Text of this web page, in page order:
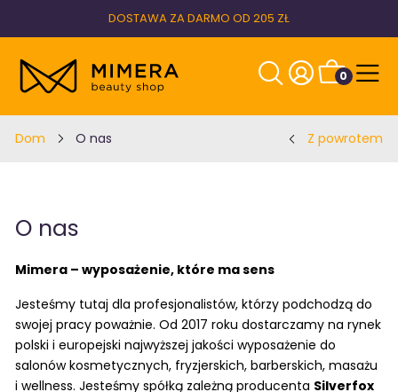
DOSTAWA ZA DARMO OD 205 ZŁ
0
Dom O nas Z powrotem
O nas
Mimera – wyposażenie, które ma sens
Jesteśmy tutaj dla profesjonalistów, którzy podchodzą do
swojej pracy poważnie. Od 2017 roku dostarczamy na rynek
polski i europejski najwyższej jakości wyposażenie do
salonów kosmetycznych, fryzjerskich, barberskich, masażu
i wellness. Jesteśmy spółką zależną producenta Silverfox